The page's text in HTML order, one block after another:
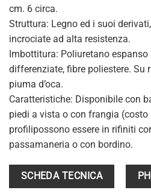
cm. 6 circa.
Struttura: Legno ed i suoi
incrociate ad alta resistenza.
Imbottitura: Poliuretano espanso
differenziate, fibre poliestere. Su
piuma d’oca.
Caratteristiche: Disponibile con
piedi a vista o con frangia
profilipossono essere in rifiniti
passamaneria o con bordino.
SCHEDA TECNICA